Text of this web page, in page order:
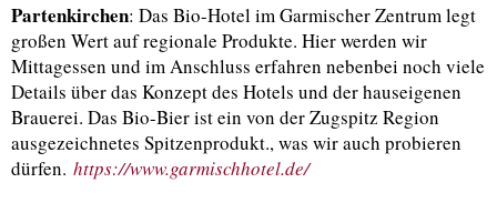
Partenkirchen: Das Bio-Hotel im Garmischer Zentrum legt
großen Wert auf regionale Produkte. Hier werden wir
Mittagessen und im Anschluss erfahren nebenbei noch viele
Details über das Konzept des Hotels und der hauseigenen
Brauerei. Das Bio-Bier ist ein von der Zugspitz Region
ausgezeichnetes Spitzenprodukt., was wir auch probieren
dürfen. https://www.garmischhotel.de/